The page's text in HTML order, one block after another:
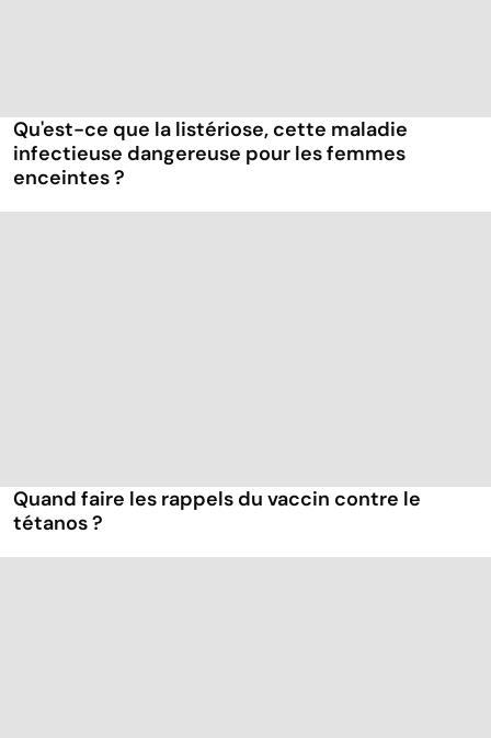
Qu'est-ce que la listériose, cette maladie
infectieuse dangereuse pour les femmes
enceintes ?
Quand faire les rappels du vaccin contre le
tétanos ?